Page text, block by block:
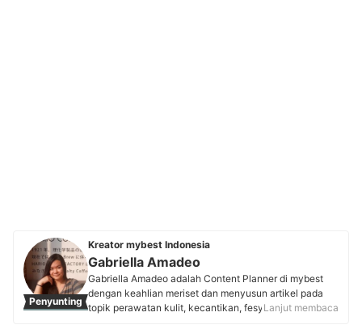
Penyunting
Kreator mybest Indonesia
Gabriella Amadeo
Gabriella Amadeo adalah Content Planner di mybest
dengan keahlian meriset dan menyusun artikel pada
topik perawatan kulit, kecantikan, fesyen, dan topik
Lanjut membaca